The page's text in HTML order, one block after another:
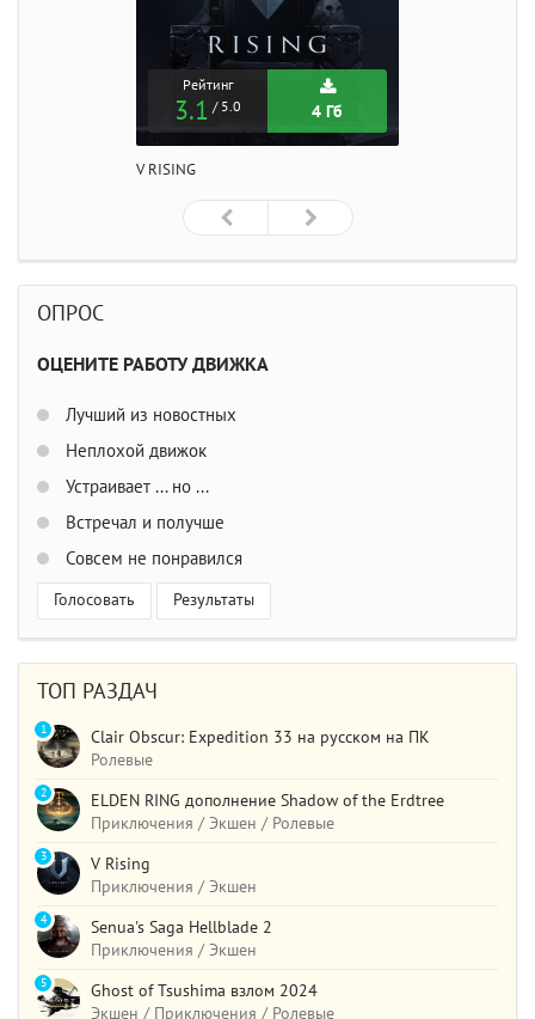
Рейтинг
3.1 / 5.0 4 Гб
V RISING
ОПРОС
ОЦЕНИТЕ РАБОТУ ДВИЖКА
Лучший из новостных
Неплохой движок
Устраивает ... но ...
Встречал и получше
Совсем не понравился
Голосовать Результаты
ТОП РАЗДАЧ
Clair Obscur: Expedition 33 на русском на ПК
Ролевые
1
ELDEN RING дополнение Shadow of the Erdtree
Приключения / Экшен / Ролевые
2
V Rising
Приключения / Экшен
3
Senua's Saga Hellblade 2
Приключения / Экшен
4
Ghost of Tsushima взлом 2024
Экшен / Приключения / Ролевые
5